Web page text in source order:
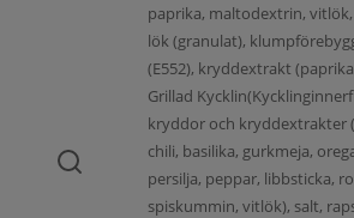
paprika, maltodextrin,
lök (granulat),
(E552), kryddextrakt
Grillad
kryddor och kryddextrakter
chili, basilika, gurkmeja,
persilja, peppar, libbsticka,
spiskummin, vitlök), salt,